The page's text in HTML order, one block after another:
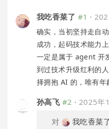
我吃香菜了 #1 ·
确实，当初坚持走自
成功，起码技术能力
一定是属于 agent 开
到过技术升级红利的
择拥抱 AI 的，唯有年
孙高飞 #2 · 2025年
对
我吃香菜